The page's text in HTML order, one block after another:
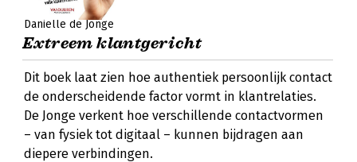
Daniëlle de Jonge
Extreem klantgericht
Dit boek laat zien hoe authentiek persoonlijk contact
de onderscheidende factor vormt in klantrelaties.
De Jonge verkent hoe verschillende contactvormen
– van fysiek tot digitaal – kunnen bijdragen aan
diepere verbindingen.